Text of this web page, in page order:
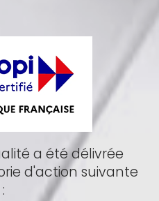
a été délivrée
d'action suivante
: